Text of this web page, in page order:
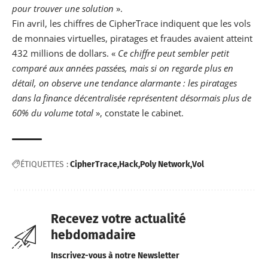
pour trouver une solution ».
Fin avril, les chiffres de CipherTrace indiquent que les vols
de monnaies virtuelles, piratages et fraudes avaient atteint
432 millions de dollars. « Ce chiffre peut sembler petit
comparé aux années passées, mais si on regarde plus en
détail, on observe une tendance alarmante : les piratages
dans la finance décentralisée représentent désormais plus de
60% du volume total », constate le cabinet.
ÉTIQUETTES :CipherTrace Hack Poly NetworkVol
Recevez votre actualité
hebdomadaire
Inscrivez-vous à notre Newsletter